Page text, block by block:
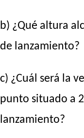
b) ¿Qué altura
de lanzamiento?
c) ¿Cuál será la
punto situado a
lanzamiento?